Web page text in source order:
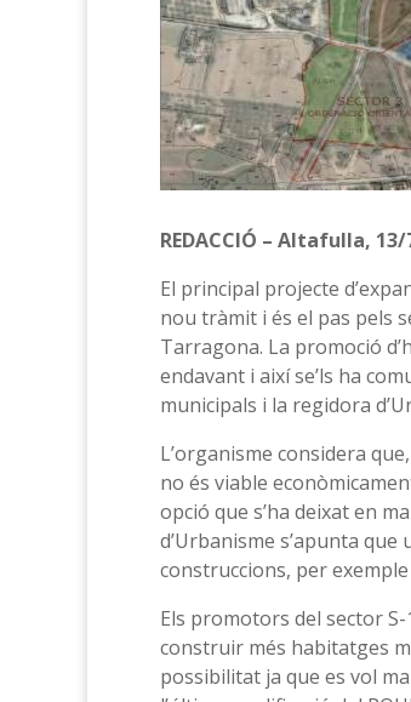
REDACCIÓ – Altafulla,
El principal projecte
nou tràmit i és el pas pels
Tarragona. La promoció
endavant i així se’ls ha
municipals i la regidora
L’organisme considera
no és viable
opció que s’ha deixat en
d’Urbanisme s’apunta
construccions, per
Els promotors del sector
construir més habitatges
possibilitat ja que es vol